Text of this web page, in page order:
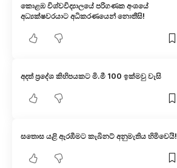
කොළඹ විශ්වවිද්‍යාලයේ පරිගණක අංශයේ
අධ්‍යක්ෂවරයාට අධිකරණයෙන් නොතීසි!
අදත් ප්‍රදේශ කිහිපයකට මි.මී 100 ඉක්මවු වැසි
සතොස යළි ඇරඹීමට කැබිනට් අනුමැතිය හිමිවෙයි!